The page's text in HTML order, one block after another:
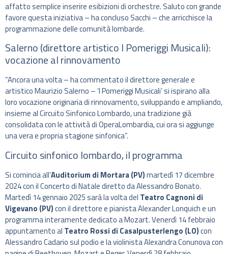
affatto semplice inserire esibizioni di orchestre. Saluto con grande
favore questa iniziativa – ha concluso Sacchi – che arricchisce la
programmazione delle comunità lombarde.
Salerno (direttore artistico I Pomeriggi Musicali):
vocazione al rinnovamento
“Ancora una volta – ha commentato il direttore generale e
artistico Maurizio Salerno – ‘I Pomeriggi Musicali’ si ispirano alla
loro vocazione originaria di rinnovamento, sviluppando e ampliando,
insieme al Circuito Sinfonico Lombardo, una tradizione già
consolidata con le attività di OperaLombardia, cui ora si aggiunge
una vera e propria stagione sinfonica”.
Circuito sinfonico lombardo, il programma
Si comincia all’Auditorium di Mortara (PV)martedì 17 dicembre
2024 con il Concerto di Natale diretto da Alessandro Bonato.
Martedì 14 gennaio 2025 sarà la volta del Teatro Cagnoni di
Vigevano (PV)con il direttore e pianista Alexander Lonquich e un
programma interamente dedicato a Mozart. Venerdì 14 febbraio
appuntamento al Teatro Rossi di Casalpusterlengo (LO)con
Alessandro Cadario sul podio e la violinista Alexandra Conunova con